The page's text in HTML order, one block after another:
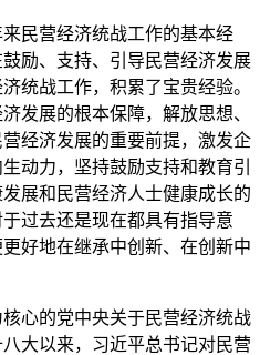
民营经济统战工作的基本经
励、支持、引导民营经济发展
统战工作，积累了宝贵经验。
发展的根本保障，解放思想、
经济发展的重要前提，激发企
动力，坚持鼓励支持和教育引
展和民营经济人士健康成长的
过去还是现在都具有指导意
好地在继承中创新、在创新中
心的党中央关于民营经济统战
大以来，习近平总书记对民营